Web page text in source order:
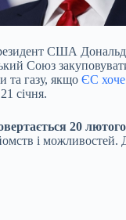
США
Союз
та газу, якщо ЄС хоче
січня.
20
і можливостей.